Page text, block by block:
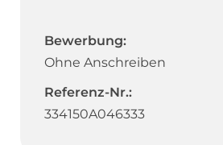
Bewerbung:
Ohne Anschreiben
Referenz-Nr.:
334150A046333